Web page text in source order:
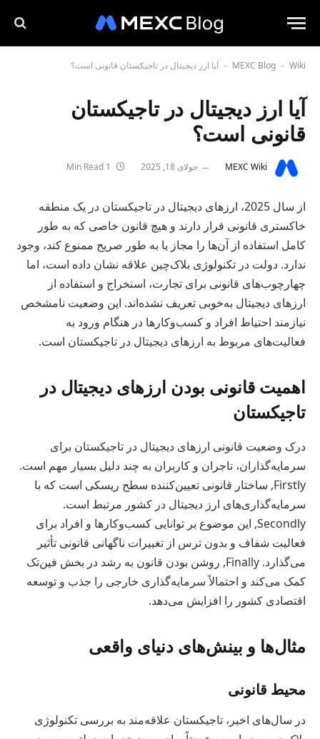
MEXC Blog - Wiki
- آیا ارز دیجیتال در تاجیکستان قانونی است؟
آیا ارز دیجیتال در تاجیکستان
قانونی است؟
MEXC Wiki جولای 18, 2025
از سال 2025، ارزهای دیجیتال در تاجیکستان در یک منطقه
خاکستری قانونی قرار دارند و هیچ قانون خاصی که به طور
کامل استفاده از آن‌ها را مجاز یا به طور صریح ممنوع کند، وجود
ندارد. دولت در تکنولوژی بلاک‌چین علاقه نشان داده است، اما
چهارچوب‌های قانونی برای تجارت، استخراج و استفاده از
ارزهای دیجیتال به‌خوبی تعریف‌ نشده‌اند. این وضعیت نامشخص
نیازمند احتیاط افراد و کسب‌وکارها در هنگام ورود به
فعالیت‌های مربوط به ارزهای دیجیتال در تاجیکستان است.
اهمیت قانونی بودن ارزهای دیجیتال در
تاجیکستان
درک وضعیت قانونی ارزهای دیجیتال در تاجیکستان برای
سرمایه‌گذاران، تاجران و کاربران به چند دلیل بسیار مهم است.
Firstly, ساختار قانونی تعیین‌کننده سطح ریسکی است که با
سرمایه‌گذاری‌های ارز دیجیتال در کشور مرتبط است.
Secondly, این موضوع بر توانایی کسب‌وکارها و افراد برای
فعالیت شفاف و بدون ترس از تغییرات ناگهانی قانونی تأثیر
می‌گذارد. Finally, روشن بودن قانون به رشد در بخش فین‌تک
کمک می‌کند و احتمالاً سرمایه‌گذاری خارجی را جذب و توسعه
اقتصادی کشور را افزایش می‌دهد.
مثال‌ها و بینش‌های دنیای واقعی
محیط قانونی
در سال‌های اخیر، تاجیکستان علاقه‌مند به بررسی تکنولوژی